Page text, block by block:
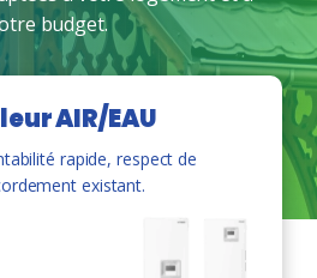
budget.
AIR/EAU
rapide, respect de
existant.